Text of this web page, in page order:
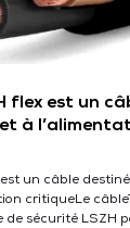
flex est un
à
un câble
critiqueLe
de sécurité LSZH